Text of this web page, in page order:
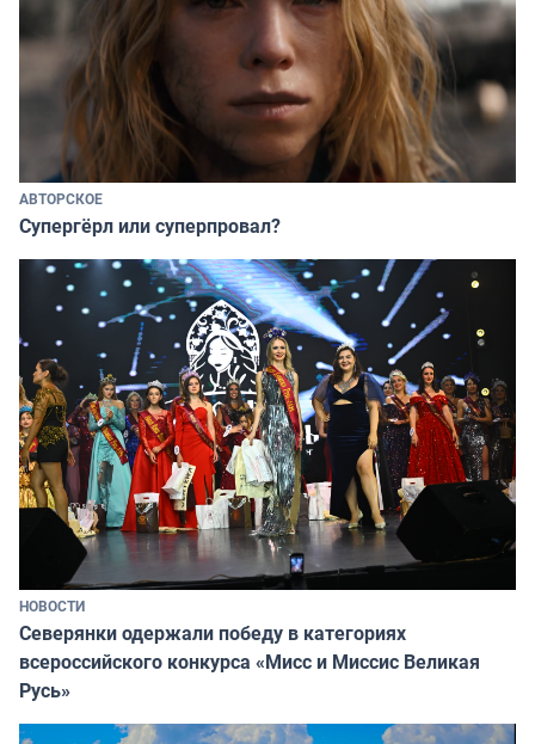
АВТОРСКОЕ
Супергёрл или суперпровал?
НОВОСТИ
Северянки одержали победу в категориях
всероссийского конкурса «Мисс и Миссис Великая
Русь»